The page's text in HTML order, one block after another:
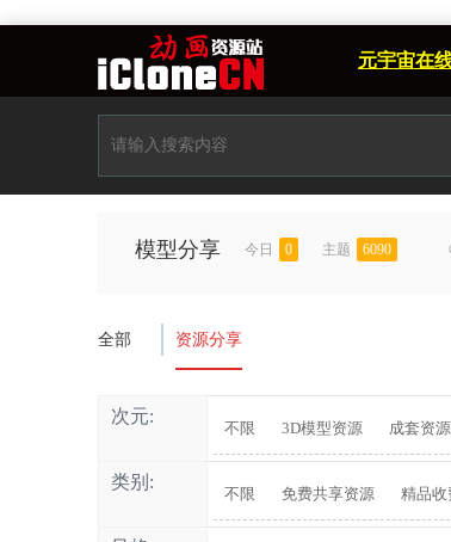
元宇宙在
模型分享 今日 0 主题 6090
全部 资源分享
次元:
不限 3D模型资源 成套资
类别:
不限 免费共享资源 精品收